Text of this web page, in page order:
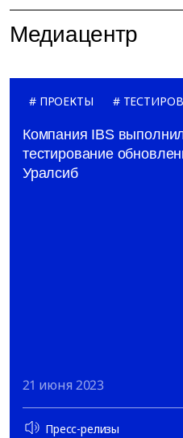
Медиацентр
ПРОЕКТЫ
Компания IBS
тестирование
Уралсиб
21 июня 2023
Пресс-релизы